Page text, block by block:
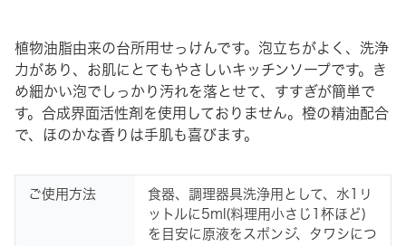
植物油脂由来の台所用せっけんです。泡立ちがよく、洗浄
力があり、お肌にとてもやさしいキッチンソープです。き
め細かい泡でしっかり汚れを落とせて、すすぎが簡単で
す。合成界面活性剤を使用しておりません。橙の精油配合
で、ほのかな香りは手肌も喜びます。
ご使用方法
食器、調理器具洗浄用として、水1リ
ットルに5ml(料理用小さじ1杯ほど)
を目安に原液をスポンジ、タワシにつ